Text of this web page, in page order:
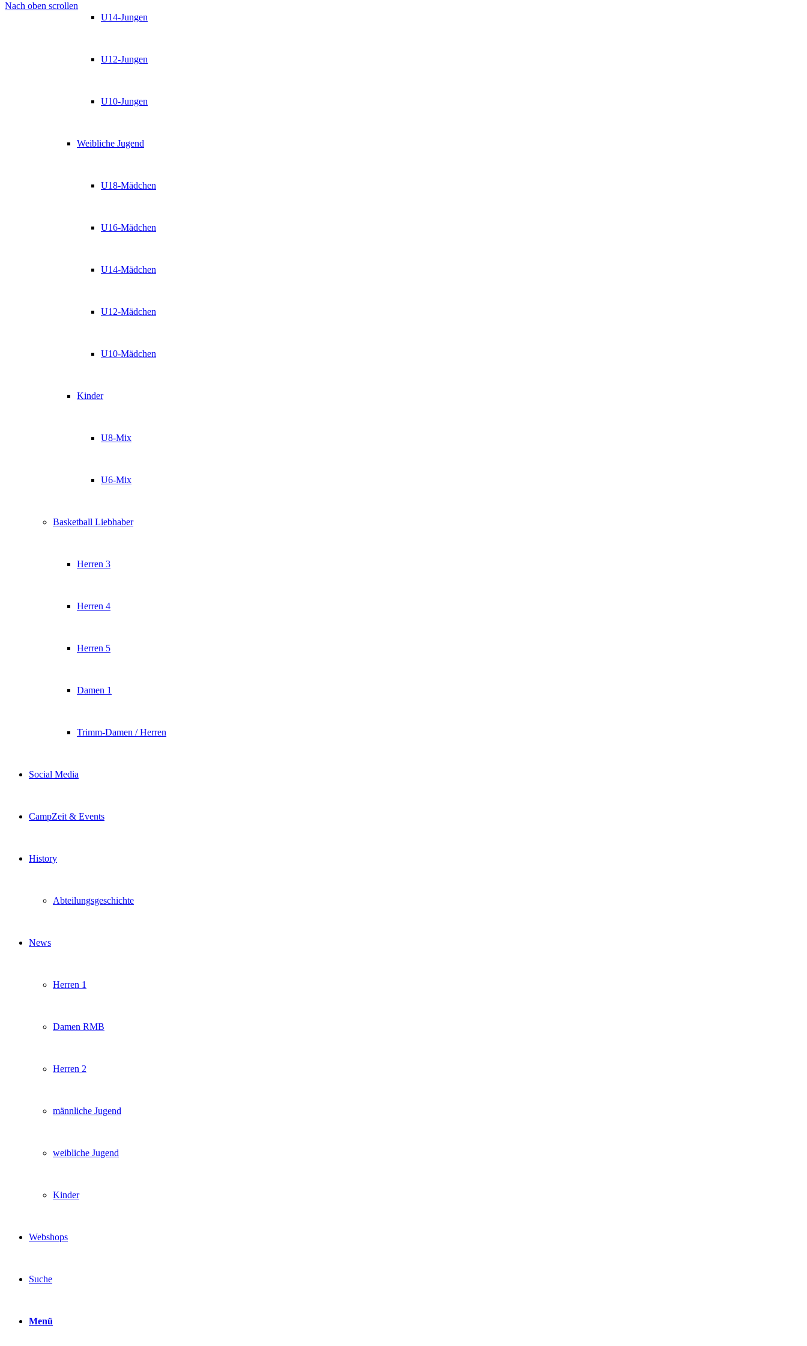
U14-Jungen
U12-Jungen
U10-Jungen
Weibliche Jugend
U18-Mädchen
U16-Mädchen
U14-Mädchen
U12-Mädchen
U10-Mädchen
Kinder
U8-Mix
U6-Mix
Basketball Liebhaber
Herren 3
Herren 4
Herren 5
Damen 1
Trimm-Damen / Herren
Social Media
CampZeit & Events
History
Abteilungsgeschichte
News
Herren 1
Damen RMB
Herren 2
männliche Jugend
weibliche Jugend
Kinder
Webshops
Suche
Menü
Nach oben scrollen